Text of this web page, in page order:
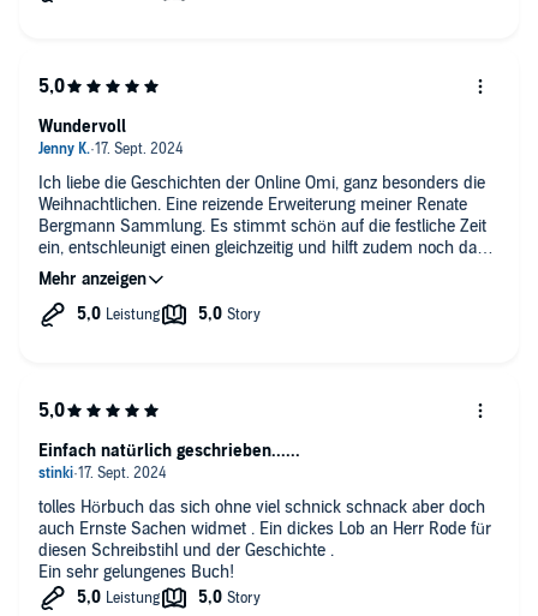
einfach toll und immer wieder lesen und hörenswert
Ich liebe die Geschichten der Online Omi, ganz besonders die
Weihnachtlichen. Eine reizende Erweiterung meiner Renate
Bergmann Sammlung. Es stimmt schön auf die festliche Zeit
ein, entschleunigt einen gleichzeitig und hilft zudem noch dabei
nicht alles zu ernst zu nehmen. Ich bin der Online Omi immer
wieder dankbar, wenn diese liebevollen Geschichten einem
den wohligen Mantel der Geborgenheit umschmiegen.
Wundervoll
tolles Hörbuch das sich ohne viel schnick schnack aber doch
auch Ernste Sachen widmet . Ein dickes Lob an Herr Rode für
diesen Schreibstihl und der Geschichte .
Ein sehr gelungenes Buch!
Einfach natürlich geschrieben......